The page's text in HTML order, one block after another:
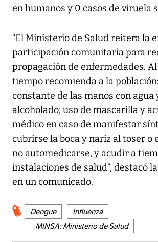
en humanos y 0 casos de viruela
“El Ministerio de Salud reitera la
participación comunitaria para
propagación de enfermedades.
tiempo recomienda a la
constante de las manos con agua
alcoholado; uso de mascarilla y
médico en caso de manifestar
cubrirse la boca y nariz al toser o
no automedicarse, y acudir a
instalaciones de salud”, destacó
en un comunicado.
Dengue
Influenza
MINSA: Ministerio de Salud